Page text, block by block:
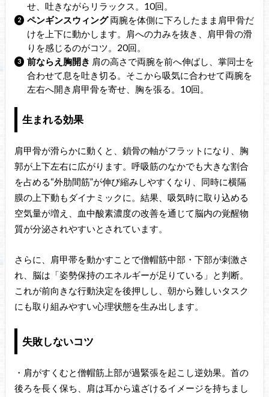
せ、吐きながらリラックス。10回。
ペンギンスウィング両腕を体側に下ろしたまま肩甲骨だ
けを上下に動かします。肩への力みを抜き、肩甲骨の滑
りを感じるのがコツ。20回。
前ならえ胸開き 肩の高さで両腕を前へ伸ばし、掌同士を
合わせて息を吐き切る。そこから吸気に合わせて両腕を
左右へ開き肩甲骨を寄せ、胸を張る。10回。
生まれる効果
肩甲骨が滑らかに動くと、鎖骨の軸がフラットになり、胸
郭が上下左右に広がります。呼吸筋のなかでも大きな割合
を占める“外肋間筋”が伸び縮みしやすくなり、同時に横隔
膜の上下動もダイナミックに。結果、吸気時に取り込める
空気量が増え、血中酸素濃度の改善を通じて脳内の覚醒物
質が分泌されやすいとされています。
さらに、肩甲帯を動かすことで僧帽筋中部・下部が刺激さ
れ、脳は「姿勢保持のエネルギーが足りている」と判断。
これが前向きな行動決定を後押しし、朝から難しいタスク
にも取り組みやすい心理状態を生み出します。
失敗しないコツ
・肩がすくむと僧帽筋上部が過緊張を起こし逆効果。首の
後ろを長く保ち、肩は耳から遠ざけるイメージを持ちまし